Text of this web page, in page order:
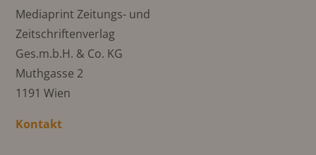
Mediaprint Zeitungs- und
Zeitschriftenverlag
Ges.m.b.H. & Co. KG
Muthgasse 2
1191 Wien
Kontakt